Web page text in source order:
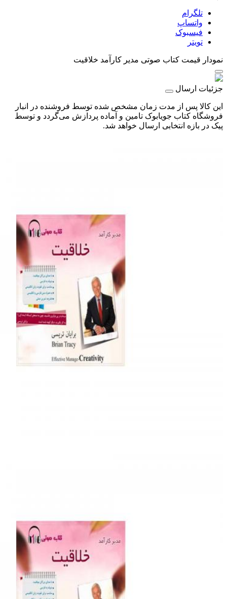
تلگرام
واتساپ
فیسبوک
تویتر
نمودار قیمت کتاب صوتی مدیر کارآمد خلاقیت
جزئیات ارسال
این کالا پس از مدت زمان مشخص شده توسط فروشنده در انبار
فروشگاه کتاب جویابوک تامین و آماده پردازش می‌گردد و توسط
پیک در بازه انتخابی ارسال خواهد شد.